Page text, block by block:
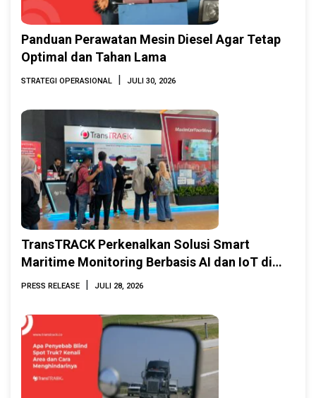
Panduan Perawatan Mesin Diesel Agar Tetap
Optimal dan Tahan Lama
STRATEGI OPERASIONAL | JULI 30, 2026
TransTRACK Perkenalkan Solusi Smart
Maritime Monitoring Berbasis AI dan IoT di
INAMARINE 2026
PRESS RELEASE | JULI 28, 2026